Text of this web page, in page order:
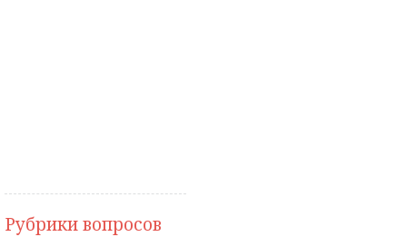
Рубрики вопросов